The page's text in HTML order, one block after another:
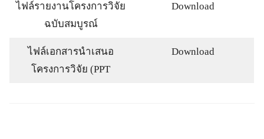
ไฟล์รายงานโครงการวิจัย
ฉบับสมบูรณ์
Download
ไฟล์เอกสารนำเสนอ
โครงการวิจัย (PPT
Download